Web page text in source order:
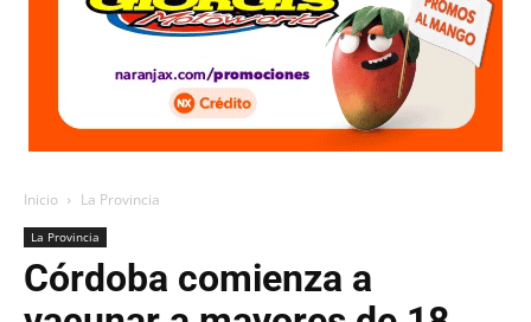
Inicio La Provincia
La Provincia
Córdoba comienza a